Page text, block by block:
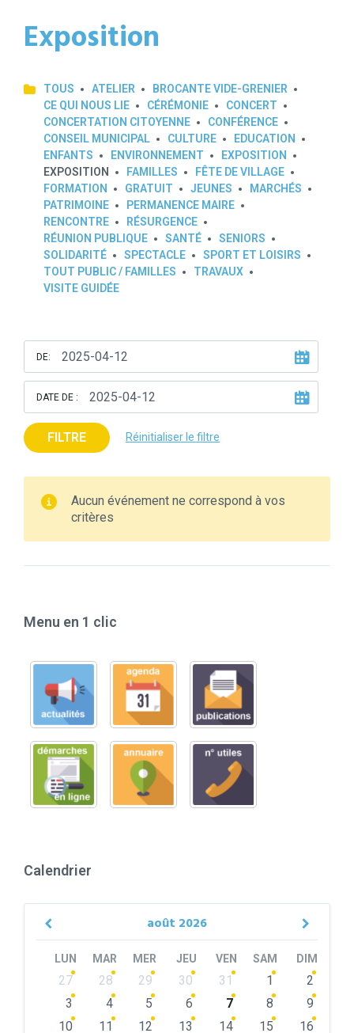
Exposition
TOUS ATELIER
BROCANTE VIDE-GRENIER
CE QUI NOUS LIE
CÉRÉMONIE
CONCERT
CONCERTATION CITOYENNE
CONFÉRENCE
CONSEIL MUNICIPAL
CULTURE
EDUCATION
ENFANTS
ENVIRONNEMENT
EXPOSITION
EXPOSITION
FAMILLES
FÊTE DE VILLAGE
FORMATION
GRATUIT JEUNES
MARCHÉS
PATRIMOINE
PERMANENCE MAIRE
RENCONTRE
RÉSURGENCE
RÉUNION PUBLIQUE
SANTÉ
SENIORS
SOLIDARITÉ
SPECTACLE
SPORT ET LOISIRS
TOUT PUBLIC / FAMILLES
TRAVAUX
VISITE GUIDÉE
DE:
DATE DE :
FILTRE Réinitialiser le filtre
Aucun événement ne correspond à vos
critères
Menu en 1 clic
Calendrier
août 2026
Previous
LUN MAR MER JEU VEN SAM DIM
Skip
calendar
27 28 29 30 31 1
2
3
4 5 6 7 8
9
10
11 12 13 14 15
16